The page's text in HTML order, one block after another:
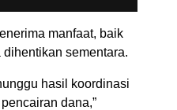
manfaat, baik
sementara.
hasil koordinasi
dana,”